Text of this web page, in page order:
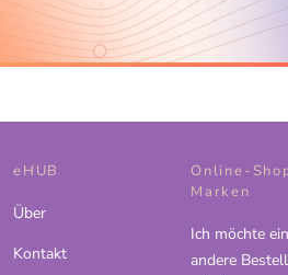
eHUB
Über
Kontakt
Online-
Marken
Ich möchte
andere